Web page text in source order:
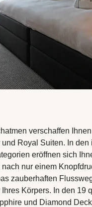
verschaffen
Royal Suiten. In
eröffnen sich
nur einem
zauberhaften
Körpers. In den 19
und Diamond